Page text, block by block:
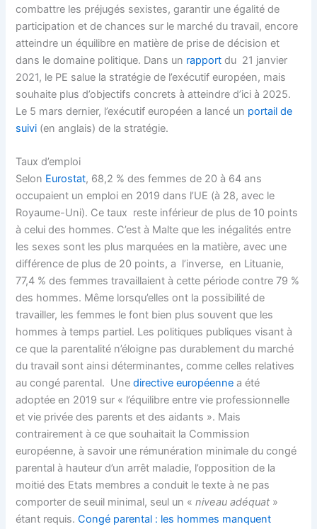
combattre les préjugés sexistes, garantir une égalité de
participation et de chances sur le marché du travail, encore
atteindre un équilibre en matière de prise de décision et
dans le domaine politique. Dans un rapport du 21 janvier
2021, le PE salue la stratégie de l’exécutif européen, mais
souhaite plus d’objectifs concrets à atteindre d’ici à 2025.
Le 5 mars dernier, l’exécutif européen a lancé un portail de
suivi (en anglais) de la stratégie.
Taux d’emploi
Selon Eurostat, 68,2 % des femmes de 20 à 64 ans
occupaient un emploi en 2019 dans l’UE (à 28, avec le
Royaume-Uni). Ce taux reste inférieur de plus de 10 points
à celui des hommes. C’est à Malte que les inégalités entre
les sexes sont les plus marquées en la matière, avec une
différence de plus de 20 points, a l’inverse, en Lituanie,
77,4 % des femmes travaillaient à cette période contre 79 %
des hommes. Même lorsqu’elles ont la possibilité de
travailler, les femmes le font bien plus souvent que les
hommes à temps partiel. Les politiques publiques visant à
ce que la parentalité n’éloigne pas durablement du marché
du travail sont ainsi déterminantes, comme celles relatives
au congé parental. Unedirective européenne a été
adoptée en 2019 sur « l’équilibre entre vie professionnelle
et vie privée des parents et des aidants ». Mais
contrairement à ce que souhaitait la Commission
européenne, à savoir une rémunération minimale du congé
parental à hauteur d’un arrêt maladie, l’opposition de la
moitié des Etats membres a conduit le texte à ne pas
comporter de seuil minimal, seul un «niveau adéquat »
étant requis.Congé parental : les hommes manquent